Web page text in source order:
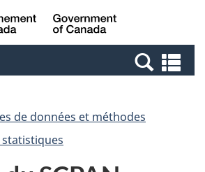
Passer
au
Passer
à
Canada
et
de données et méthodes